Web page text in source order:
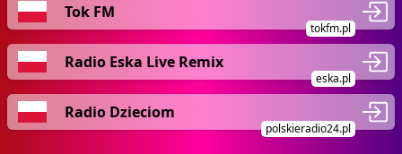
Tok FM
tokfm.pl
Radio Eska Live Remix
eska.pl
Radio Dzieciom
polskieradio24.pl